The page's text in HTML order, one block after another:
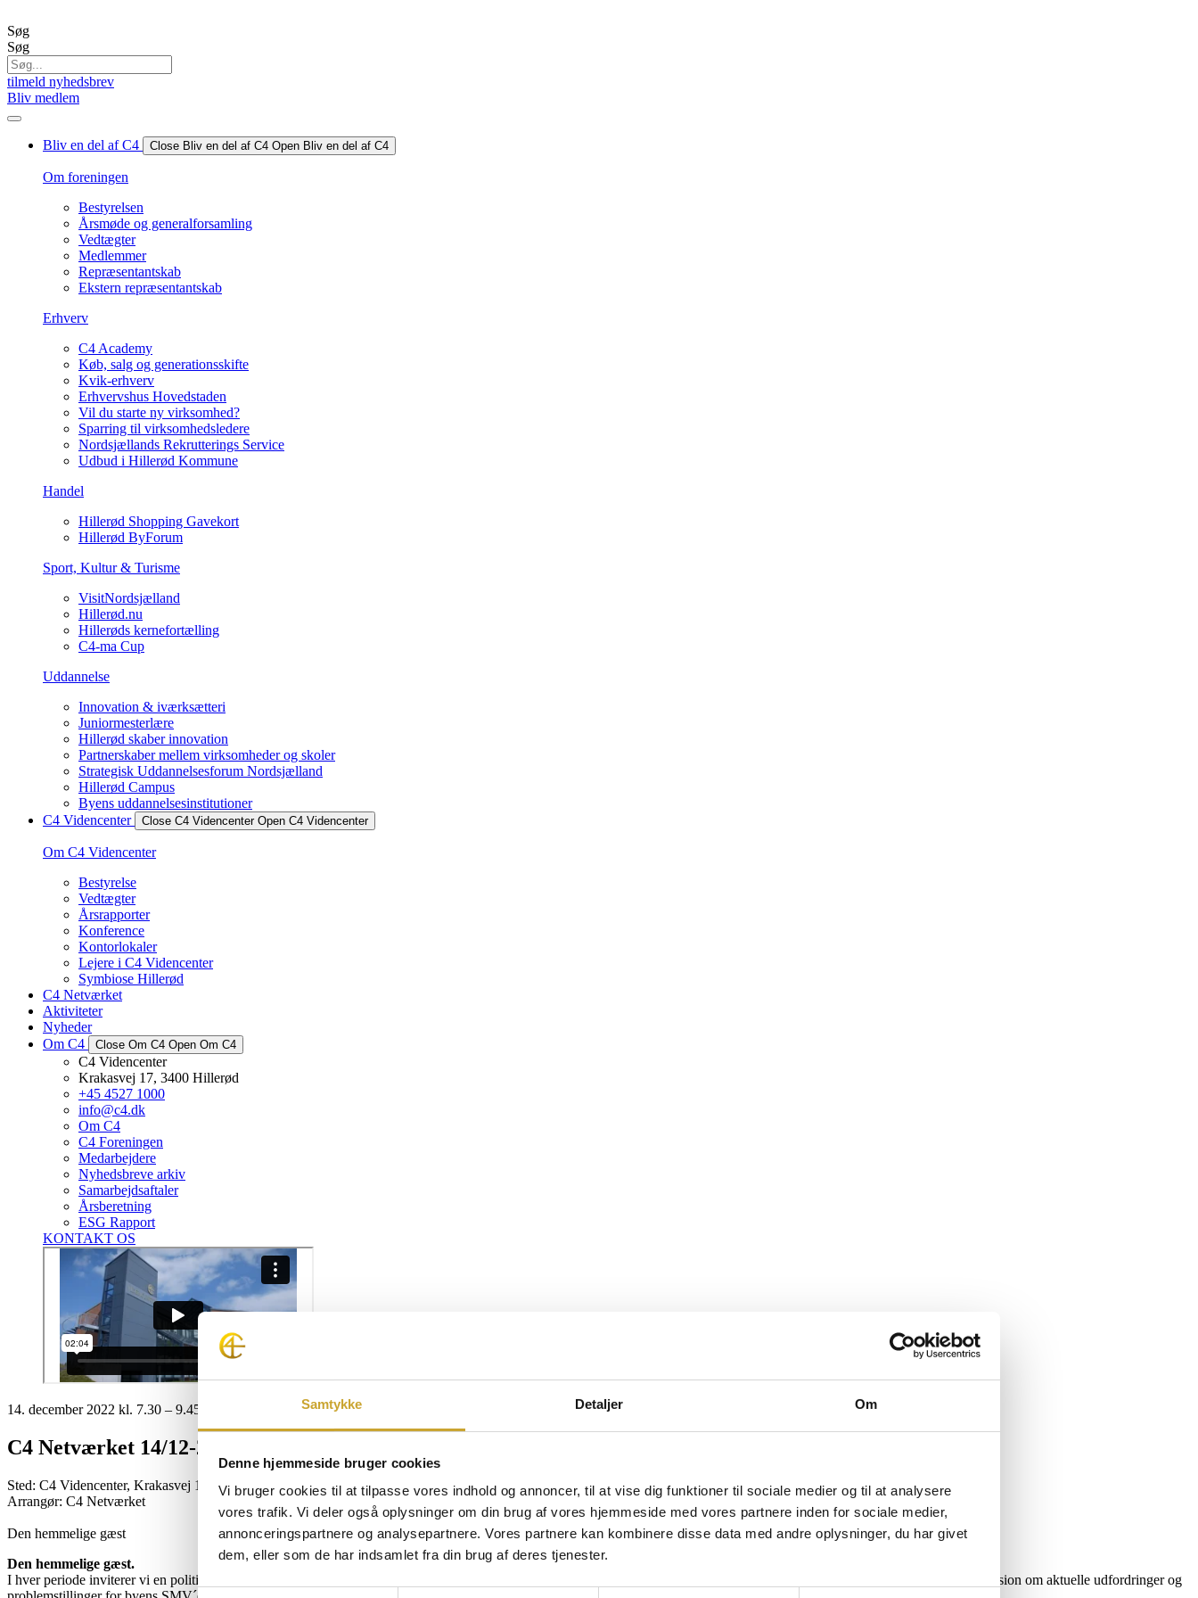
Samtykke Detaljer Om
Denne hjemmeside bruger cookies
Vi bruger cookies til at tilpasse vores indhold og annoncer, til at vise dig funktioner til sociale medier og til at analysere
vores trafik. Vi deler også oplysninger om din brug af vores hjemmeside med vores partnere inden for sociale medier,
annonceringspartnere og analysepartnere. Vores partnere kan kombinere disse data med andre oplysninger, du har givet
dem, eller som de har indsamlet fra din brug af deres tjenester.
til
indhold
Søg
Søg
tilmeld nyhedsbrev
Bliv medlem
Bliv en del af C4 Close Bliv en del af C4 Open Bliv en del af C4
Om foreningen
Bestyrelsen
Årsmøde og generalforsamling
Vedtægter
Medlemmer
Repræsentantskab
Ekstern repræsentantskab
Erhverv
C4 Academy
Køb, salg og generationsskifte
Kvik-erhverv
Erhvervshus Hovedstaden
Vil du starte ny virksomhed?
Sparring til virksomhedsledere
Nordsjællands Rekrutterings Service
Udbud i Hillerød Kommune
Handel
Hillerød Shopping Gavekort
Hillerød ByForum
Sport, Kultur & Turisme
VisitNordsjælland
Hillerød.nu
Hillerøds kernefortælling
C4-ma Cup
Uddannelse
Innovation & iværksætteri
Juniormesterlære
Hillerød skaber innovation
Partnerskaber mellem virksomheder og skoler
Strategisk Uddannelsesforum Nordsjælland
Hillerød Campus
Byens uddannelsesinstitutioner
C4 Videncenter
Close C4 Videncenter Open C4 Videncenter
Om C4 Videncenter
Bestyrelse
Vedtægter
Årsrapporter
Konference
Kontorlokaler
Lejere i C4 Videncenter
Symbiose Hillerød
C4 Netværket
Aktiviteter
Nyheder
Om C4
Close Om C4 Open Om C4
C4 Videncenter
Krakasvej 17, 3400 Hillerød
+45 4527 1000
info@c4.dk
Om C4
C4 Foreningen
Medarbejdere
Nyhedsbreve arkiv
Samarbejdsaftaler
Årsberetning
ESG Rapport
KONTAKT OS
14. december 2022 kl. 7.30 – 9.45
C4 Netværket 14/12-22
Sted: C4 Videncenter, Krakasvej 17, 3400 Hillerød
Arrangør: C4 Netværket
Den hemmelige gæst
Den hemmelige gæst.
I hver periode inviterer vi en politiker, beslutningstager eller meningsdanner til sparringsmøde i netværket. Det er en unik mulighed for at møde netværkets målgruppe i en diskussion om aktuelle udfordringer og